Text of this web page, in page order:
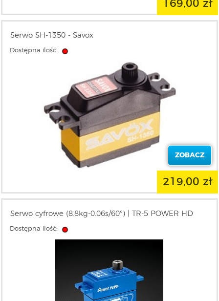
169,00 zł
Serwo SH-1350 - Savox
Dostępna ilość:
ZOBACZ
219,00 zł
Serwo cyfrowe (8.8kg-0.06s/60°) | TR-5 POWER HD
Dostępna ilość: